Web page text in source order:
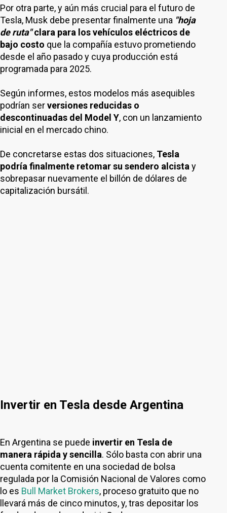
Por otra parte, y aún más crucial para el futuro de
Tesla, Musk debe presentar finalmente una "hoja
de ruta"clara para los vehículos eléctricos de
bajo costo que la compañía estuvo prometiendo
desde el año pasado y cuya producción está
programada para 2025.
Según informes, estos modelos más asequibles
podrían serversiones reducidas o
descontinuadas del Model Y, con un lanzamiento
inicial en el mercado chino.
De concretarse estas dos situaciones, Tesla
podría finalmente retomar su sendero alcista y
sobrepasar nuevamente el billón de dólares de
capitalización bursátil.
Invertir en Tesla desde Argentina
En Argentina se puede invertir en Tesla de
manera rápida y sencilla. Sólo basta con abrir una
cuenta comitente en una sociedad de bolsa
regulada por la Comisión Nacional de Valores como
lo es Bull Market Brokers, proceso gratuito que no
llevará más de cinco minutos, y, tras depositar los